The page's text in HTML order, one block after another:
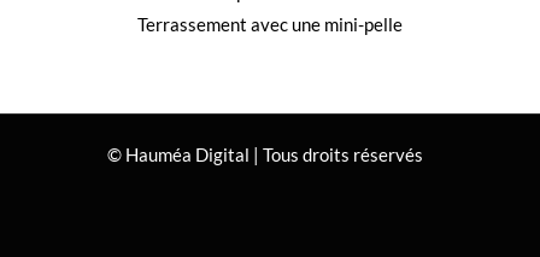
Terrassement avec une mini-pelle
© Hauméa Digital | Tous droits réservés